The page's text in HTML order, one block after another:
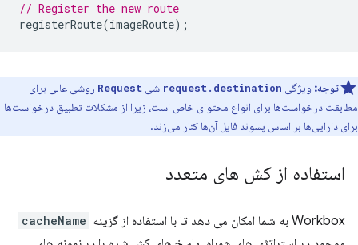
// Register the new route
registerRoute(imageRoute);
توجه: ویژگی request.destination شی Request روشی عالی برای
مطابقت درخواست‌ها برای انواع محتوای خاص است، زیرا از مشکلات تطبیق درخواست‌ها
برای دارایی‌ها بر اساس پسوند فایل آن‌ها کنار می‌زند.
استفاده از کش های متعدد
Workbox به شما امکان می دهد تا با استفاده از گزینه cacheName